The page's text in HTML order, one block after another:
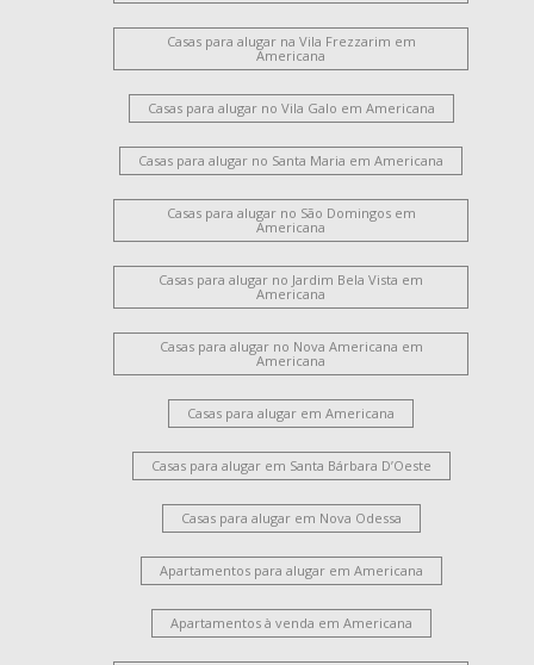
Casas para alugar na Vila Frezzarim em
Americana
Casas para alugar no Vila Galo em Americana
Casas para alugar no Santa Maria em Americana
Casas para alugar no São Domingos em
Americana
Casas para alugar no Jardim Bela Vista em
Americana
Casas para alugar no Nova Americana em
Americana
Casas para alugar em Americana
Casas para alugar em Santa Bárbara D’Oeste
Casas para alugar em Nova Odessa
Apartamentos para alugar em Americana
Apartamentos à venda em Americana